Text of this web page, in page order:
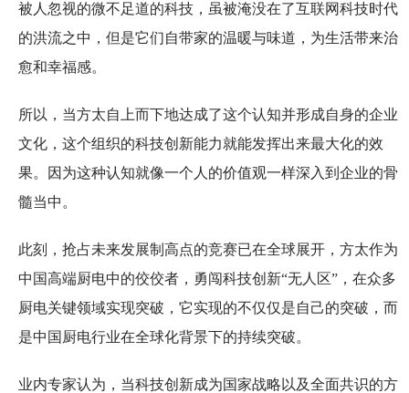
被人忽视的微不足道的科技，虽被淹没在了互联网科技时代
的洪流之中，但是它们自带家的温暖与味道，为生活带来治
愈和幸福感。
所以，当方太自上而下地达成了这个认知并形成自身的企业
文化，这个组织的科技创新能力就能发挥出来最大化的效
果。因为这种认知就像一个人的价值观一样深入到企业的骨
髓当中。
此刻，抢占未来发展制高点的竞赛已在全球展开，方太作为
中国高端厨电中的佼佼者，勇闯科技创新“无人区”，在众多
厨电关键领域实现突破，它实现的不仅仅是自己的突破，而
是中国厨电行业在全球化背景下的持续突破。
业内专家认为，当科技创新成为国家战略以及全面共识的方